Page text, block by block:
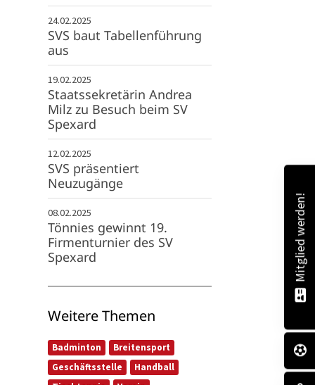
24.02.2025
SVS baut Tabellenführung
aus
19.02.2025
Staatssekretärin Andrea
Milz zu Besuch beim SV
Spexard
12.02.2025
SVS präsentiert
Neuzugänge
08.02.2025
Tönnies gewinnt 19.
Firmenturnier des SV
Spexard
Weitere Themen
Badminton
Breitensport
Geschäftsstelle
Handball
Mitglied werden!